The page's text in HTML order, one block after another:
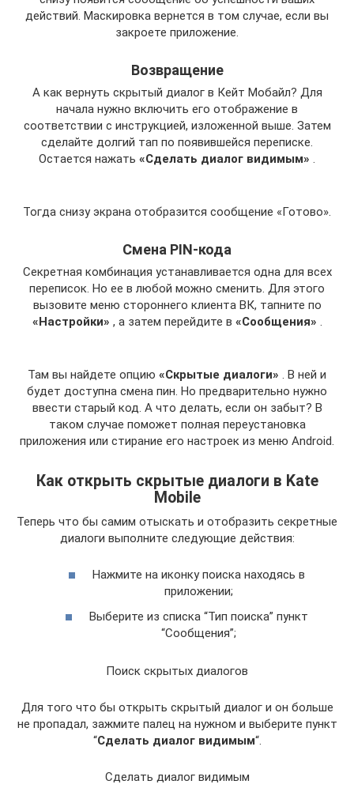
действий. Маскировка вернется в том случае, если вы
закроете приложение.
Возвращение
А как вернуть скрытый диалог в Кейт Мобайл? Для
начала нужно включить его отображение в
соответствии с инструкцией, изложенной выше. Затем
сделайте долгий тап по появившейся переписке.
Остается нажать «Сделать диалог видимым» .
Тогда снизу экрана отобразится сообщение «Готово».
Смена PIN-кода
Секретная комбинация устанавливается одна для всех
переписок. Но ее в любой можно сменить. Для этого
вызовите меню стороннего клиента ВК, тапните по
«Настройки» , а затем перейдите в «Сообщения» .
Там вы найдете опцию «Скрытые диалоги» . В ней и
будет доступна смена пин. Но предварительно нужно
ввести старый код. А что делать, если он забыт? В
таком случае поможет полная переустановка
приложения или стирание его настроек из меню Android.
Как открыть скрытые диалоги в Kate
Mobile
Теперь что бы самим отыскать и отобразить секретные
диалоги выполните следующие действия:
Нажмите на иконку поиска находясь в
приложении;
Выберите из списка “Тип поиска” пункт
“Сообщения”;
Поиск скрытых диалогов
Для того что бы открыть скрытый диалог и он больше
не пропадал, зажмите палец на нужном и выберите пункт
“Сделать диалог видимым“.
Сделать диалог видимым